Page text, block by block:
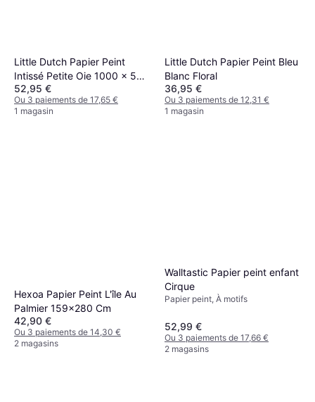
Little Dutch Papier Peint
Intissé Petite Oie 1000 x 53
cm
52,95 €
Ou 3 paiements de 17,65 €
1 magasin
Little Dutch Papier Peint Bleu
Blanc Floral
36,95 €
Ou 3 paiements de 12,31 €
1 magasin
Hexoa Papier Peint L'île Au
Palmier 159x280 Cm
42,90 €
Ou 3 paiements de 14,30 €
2 magasins
Walltastic Papier peint enfant
Cirque
Papier peint, À motifs
52,99 €
Ou 3 paiements de 17,66 €
2 magasins